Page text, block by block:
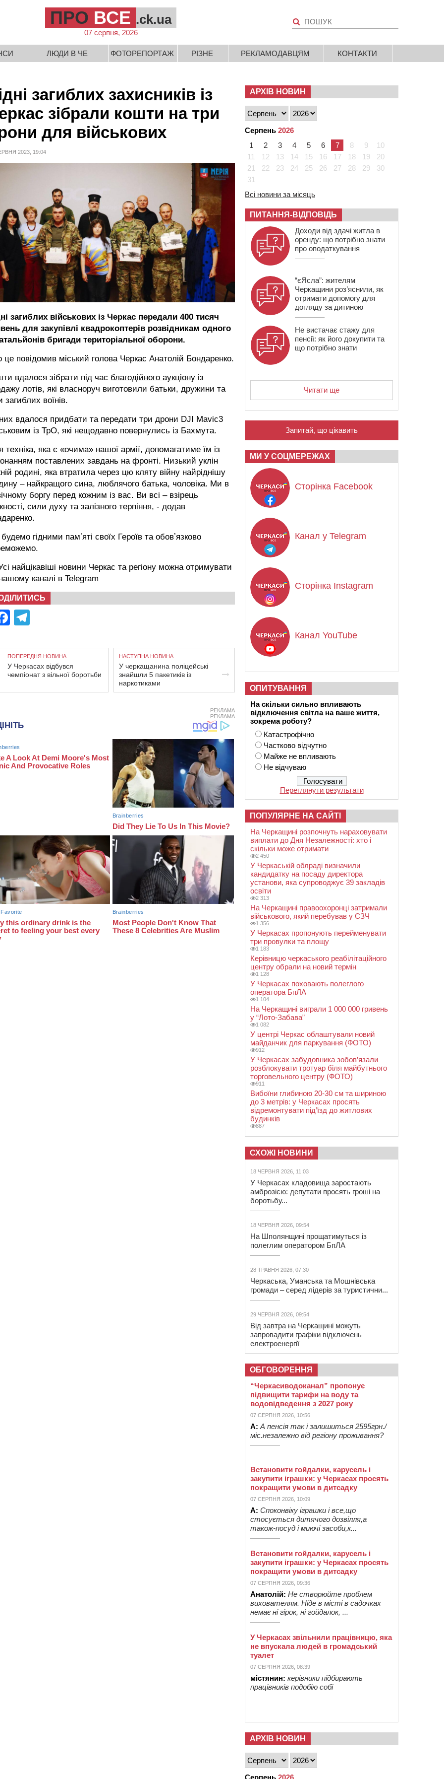
ПРО ВСЕ .ck.ua
07 серпня, 2026
ЛЮДИ В ЧЕ ФОТОРЕПОРТАЖ РІЗНЕ РЕКЛАМОДАВЦЯМ КОНТАКТИ
загиблих захисників із
зібрали кошти на три
для військових
2023, 19:04
загиблих військових із Черкас передали 400 тисяч
для закупівлі квадрокоптерів розвідникам одного
бригади територіальної оборони.
це повідомив міський голова Черкас Анатолій Бондаренко.
вдалося зібрати під час благодійного аукціону із
лотів, які власноруч виготовили батьки, дружини та
загиблих воїнів.
вдалося придбати та передати три дрони DJI Mavic3
із ТрО, які нещодавно повернулись із Бахмута.
техніка, яка є «очима» нашої армії, допомагатиме їм із
поставлених завдань на фронті. Низький уклін
родині, яка втратила через цю кляту війну найріднішу
– найкращого сина, люблячого батька, чоловіка. Ми в
боргу перед кожним із вас. Ви всі – взірець
сили духу та залізного терпіння, - додав
гідними памʼяті своїх Героїв та обовʼязково
найцікавіші новини Черкас та регіону можна отримувати
каналі в Telegram
Facebook
ПОПЕРЕДНЯ НОВИНА
У Черкасах відбувся
чемпіонат з вільної боротьби
НАСТУПНА НОВИНА
У черкащанина поліцейські
знайшли 5 пакетиків із
наркотиками
РЕКЛАМА
РЕКЛАМА
АРХІВ НОВИН
Серпень 2026
1
2 3 4 5 6 7 8 9
10
11
12 13 14 15 16 17 18 19
20
21
22 23 24 25 26 27 28 29
30
31
Всі новини за місяць
ПИТАННЯ-ВІДПОВІДЬ
Доходи від здачі житла в
оренду: що потрібно знати
про оподаткування
“єЯсла”: жителям
Черкащини роз’яснили, як
отримати допомогу для
догляду за дитиною
Не вистачає стажу для
пенсії: як його докупити та
що потрібно знати
Читати ще
Запитай, що цікавить
МИ У СОЦМЕРЕЖАХ
Сторінка Facebook
Канал у Telegram
Сторінка Instagram
Канал YouTube
ОПИТУВАННЯ
На скільки сильно впливають
відключення світла на ваше життя,
зокрема роботу?
Катастрофічно
Частково відчутно
Майже не впливають
Не відчуваю
Переглянути результати
ПОПУЛЯРНЕ НА САЙТІ
На Черкащині розпочнуть нараховувати
виплати до Дня Незалежності: хто і
скільки може отримати
2 450
У Черкаській облраді визначили
кандидатку на посаду директора
установи, яка супроводжує 39 закладів
освіти
2 313
На Черкащині правоохоронці затримали
військового, який перебував у СЗЧ
1 356
У Черкасах пропонують перейменувати
три провулки та площу
1 183
Керівницю черкаського реабілітаційного
центру обрали на новий термін
1 128
У Черкасах поховають полеглого
оператора БпЛА
1 104
На Черкащині виграли 1 000 000 гривень
у “Лото-Забава”
1 082
У центрі Черкас облаштували новий
майданчик для паркування (ФОТО)
912
У Черкасах забудовника зобов’язали
розблокувати тротуар біля майбутнього
торговельного центру (ФОТО)
911
Вибоїни глибиною 20-30 см та шириною
до 3 метрів: у Черкасах просять
відремонтувати під’їзд до житлових
будинків
887
СХОЖІ НОВИНИ
18 ЧЕРВНЯ 2026, 11:03
У Черкасах кладовища заростають
амброзією: депутати просять гроші на
боротьбу...
18 ЧЕРВНЯ 2026, 09:54
На Шполянщині прощатимуться із
полеглим оператором БпЛА
28 ТРАВНЯ 2026, 07:30
Черкаська, Уманська та Мошнівська
громади – серед лідерів за туристични...
29 ЧЕРВНЯ 2026, 09:54
Від завтра на Черкащині можуть
запровадити графіки відключень
електроенергії
ОБГОВОРЕННЯ
“Черкасиводоканал” пропонує
підвищити тарифи на воду та
водовідведення з 2027 року
07 СЕРПНЯ 2026, 10:56
А: А пенсія так і залишиться 2595грн./
міс.незалежно від регіону проживання?
Встановити гойдалки, карусель і
закупити іграшки: у Черкасах просять
покращити умови в дитсадку
07 СЕРПНЯ 2026, 10:09
А: Споконвіку іграшки і все,що
стосується дитячого дозвілля,а
також-посуд і миючі засоби,к...
Встановити гойдалки, карусель і
закупити іграшки: у Черкасах просять
покращити умови в дитсадку
07 СЕРПНЯ 2026, 09:36
Анатолій: Не створюйте проблем
вихователям. Ніде в місті в садочках
немає ні гірок, ні гойдалок, ...
У Черкасах звільнили працівницю, яка
не впускала людей в громадський
туалет
07 СЕРПНЯ 2026, 08:39
містянин: керівники підбирають
працівників подобію собі
АРХІВ НОВИН
Серпень 2026